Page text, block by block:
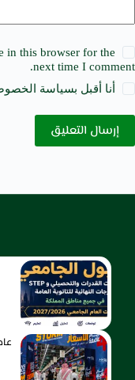
in this browser for the
next time I comment.
أنا أقبل بسياسة
إرسال التعليق